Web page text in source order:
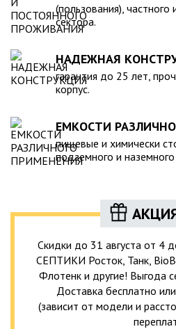
(пользования),
сектора.
НАДЕЖНАЯ
гарантия до 25 лет,
корпус.
ЕМКОСТИ
пищевые и химически
подземного и
Скидки до 31 августа от 4
СЕПТИКИ Росток, Танк,
Флотенк и другие! Выгода
Доставка бесплатно
(зависит от модели и